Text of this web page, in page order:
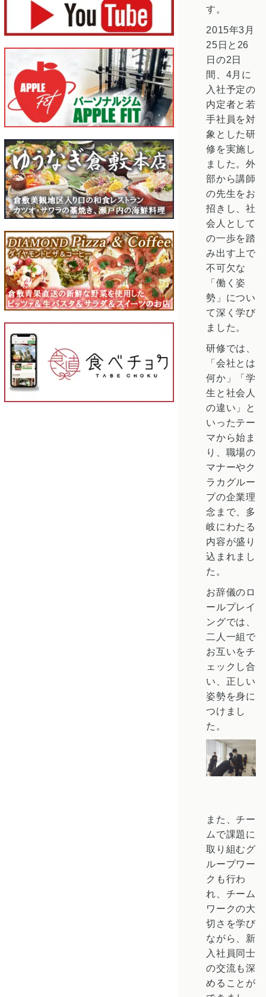
す。
2015年3月
25日と26
日の2日
間、4月に
入社予定の
内定者と若
手社員を対
象とした研
修を実施し
ました。外
部から講師
の先生をお
招きし、社
会人として
の一歩を踏
み出す上で
不可欠な
「働く姿
勢」につい
て深く学び
ました。
研修では、
「会社とは
何か」「学
生と社会人
の違い」と
いったテー
マから始ま
り、職場の
マナーやク
ラカグルー
プの企業理
念まで、多
岐にわたる
内容が盛り
込まれまし
た。
お辞儀のロ
ールプレイ
ングでは、
二人一組で
お互いをチ
ェックし合
い、正しい
姿勢を身に
つけまし
た。
また、チー
ムで課題に
取り組むグ
ループワー
クも行わ
れ、チーム
ワークの大
切さを学び
ながら、新
入社員同士
の交流も深
めることが